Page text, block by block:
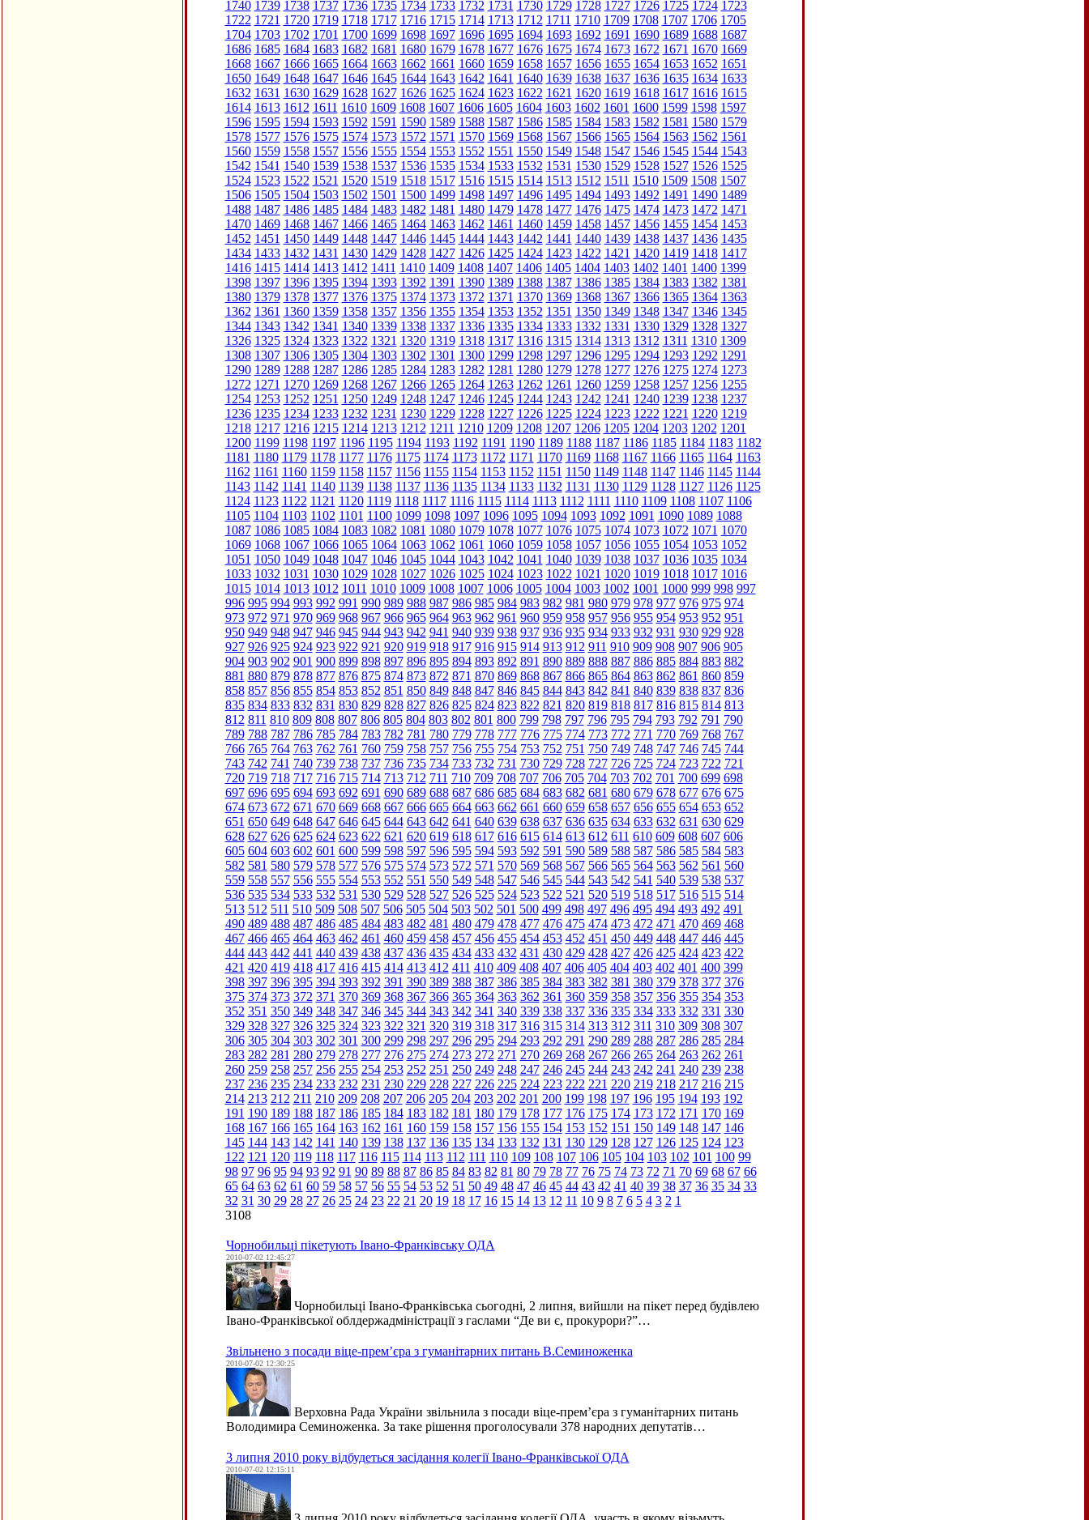
1740 1739 1738 1737 1736 1735 1734 1733 1732 1731 1730 1729 1728 1727 1726 1725 1724 1723
1722 1721 1720 1719 1718 1717 1716 1715 1714 1713 1712 1711 1710 1709 1708 1707 1706 1705
1704 1703 1702 1701 1700 1699 1698 1697 1696 1695 1694 1693 1692 1691 1690 1689 1688 1687
1686 1685 1684 1683 1682 1681 1680 1679 1678 1677 1676 1675 1674 1673 1672 1671 1670 1669
1668 1667 1666 1665 1664 1663 1662 1661 1660 1659 1658 1657 1656 1655 1654 1653 1652 1651
1650 1649 1648 1647 1646 1645 1644 1643 1642 1641 1640 1639 1638 1637 1636 1635 1634 1633
1632 1631 1630 1629 1628 1627 1626 1625 1624 1623 1622 1621 1620 1619 1618 1617 1616 1615
1614 1613 1612 1611 1610 1609 1608 1607 1606 1605 1604 1603 1602 1601 1600 1599 1598 1597
1596 1595 1594 1593 1592 1591 1590 1589 1588 1587 1586 1585 1584 1583 1582 1581 1580 1579
1578 1577 1576 1575 1574 1573 1572 1571 1570 1569 1568 1567 1566 1565 1564 1563 1562 1561
1560 1559 1558 1557 1556 1555 1554 1553 1552 1551 1550 1549 1548 1547 1546 1545 1544 1543
1542 1541 1540 1539 1538 1537 1536 1535 1534 1533 1532 1531 1530 1529 1528 1527 1526 1525
1524 1523 1522 1521 1520 1519 1518 1517 1516 1515 1514 1513 1512 1511 1510 1509 1508 1507
1506 1505 1504 1503 1502 1501 1500 1499 1498 1497 1496 1495 1494 1493 1492 1491 1490 1489
1488 1487 1486 1485 1484 1483 1482 1481 1480 1479 1478 1477 1476 1475 1474 1473 1472 1471
1470 1469 1468 1467 1466 1465 1464 1463 1462 1461 1460 1459 1458 1457 1456 1455 1454 1453
1452 1451 1450 1449 1448 1447 1446 1445 1444 1443 1442 1441 1440 1439 1438 1437 1436 1435
1434 1433 1432 1431 1430 1429 1428 1427 1426 1425 1424 1423 1422 1421 1420 1419 1418 1417
1416 1415 1414 1413 1412 1411 1410 1409 1408 1407 1406 1405 1404 1403 1402 1401 1400 1399
1398 1397 1396 1395 1394 1393 1392 1391 1390 1389 1388 1387 1386 1385 1384 1383 1382 1381
1380 1379 1378 1377 1376 1375 1374 1373 1372 1371 1370 1369 1368 1367 1366 1365 1364 1363
1362 1361 1360 1359 1358 1357 1356 1355 1354 1353 1352 1351 1350 1349 1348 1347 1346 1345
1344 1343 1342 1341 1340 1339 1338 1337 1336 1335 1334 1333 1332 1331 1330 1329 1328 1327
1326 1325 1324 1323 1322 1321 1320 1319 1318 1317 1316 1315 1314 1313 1312 1311 1310 1309
1308 1307 1306 1305 1304 1303 1302 1301 1300 1299 1298 1297 1296 1295 1294 1293 1292 1291
1290 1289 1288 1287 1286 1285 1284 1283 1282 1281 1280 1279 1278 1277 1276 1275 1274 1273
1272 1271 1270 1269 1268 1267 1266 1265 1264 1263 1262 1261 1260 1259 1258 1257 1256 1255
1254 1253 1252 1251 1250 1249 1248 1247 1246 1245 1244 1243 1242 1241 1240 1239 1238 1237
1236 1235 1234 1233 1232 1231 1230 1229 1228 1227 1226 1225 1224 1223 1222 1221 1220 1219
1218 1217 1216 1215 1214 1213 1212 1211 1210 1209 1208 1207 1206 1205 1204 1203 1202 1201
1200 1199 1198 1197 1196 1195 1194 1193 1192 1191 1190 1189 1188 1187 1186 1185 1184 1183 1182
1181 1180 1179 1178 1177 1176 1175 1174 1173 1172 1171 1170 1169 1168 1167 1166 1165 1164 1163
1162 1161 1160 1159 1158 1157 1156 1155 1154 1153 1152 1151 1150 1149 1148 1147 1146 1145 1144
1143 1142 1141 1140 1139 1138 1137 1136 1135 1134 1133 1132 1131 1130 1129 1128 1127 1126 1125
1124 1123 1122 1121 1120 1119 1118 1117 1116 1115 1114 1113 1112 1111 1110 1109 1108 1107 1106
1105 1104 1103 1102 1101 1100 1099 1098 1097 1096 1095 1094 1093 1092 1091 1090 1089 1088
1087 1086 1085 1084 1083 1082 1081 1080 1079 1078 1077 1076 1075 1074 1073 1072 1071 1070
1069 1068 1067 1066 1065 1064 1063 1062 1061 1060 1059 1058 1057 1056 1055 1054 1053 1052
1051 1050 1049 1048 1047 1046 1045 1044 1043 1042 1041 1040 1039 1038 1037 1036 1035 1034
1033 1032 1031 1030 1029 1028 1027 1026 1025 1024 1023 1022 1021 1020 1019 1018 1017 1016
1015 1014 1013 1012 1011 1010 1009 1008 1007 1006 1005 1004 1003 1002 1001 1000 999 998 997
996 995 994 993 992 991 990 989 988 987 986 985 984 983 982 981 980 979 978 977 976 975 974
973 972 971 970 969 968 967 966 965 964 963 962 961 960 959 958 957 956 955 954 953 952 951
950 949 948 947 946 945 944 943 942 941 940 939 938 937 936 935 934 933 932 931 930 929 928
927 926 925 924 923 922 921 920 919 918 917 916 915 914 913 912 911 910 909 908 907 906 905
904 903 902 901 900 899 898 897 896 895 894 893 892 891 890 889 888 887 886 885 884 883 882
881 880 879 878 877 876 875 874 873 872 871 870 869 868 867 866 865 864 863 862 861 860 859
858 857 856 855 854 853 852 851 850 849 848 847 846 845 844 843 842 841 840 839 838 837 836
835 834 833 832 831 830 829 828 827 826 825 824 823 822 821 820 819 818 817 816 815 814 813
812 811 810 809 808 807 806 805 804 803 802 801 800 799 798 797 796 795 794 793 792 791 790
789 788 787 786 785 784 783 782 781 780 779 778 777 776 775 774 773 772 771 770 769 768 767
766 765 764 763 762 761 760 759 758 757 756 755 754 753 752 751 750 749 748 747 746 745 744
743 742 741 740 739 738 737 736 735 734 733 732 731 730 729 728 727 726 725 724 723 722 721
720 719 718 717 716 715 714 713 712 711 710 709 708 707 706 705 704 703 702 701 700 699 698
697 696 695 694 693 692 691 690 689 688 687 686 685 684 683 682 681 680 679 678 677 676 675
674 673 672 671 670 669 668 667 666 665 664 663 662 661 660 659 658 657 656 655 654 653 652
651 650 649 648 647 646 645 644 643 642 641 640 639 638 637 636 635 634 633 632 631 630 629
628 627 626 625 624 623 622 621 620 619 618 617 616 615 614 613 612 611 610 609 608 607 606
605 604 603 602 601 600 599 598 597 596 595 594 593 592 591 590 589 588 587 586 585 584 583
582 581 580 579 578 577 576 575 574 573 572 571 570 569 568 567 566 565 564 563 562 561 560
559 558 557 556 555 554 553 552 551 550 549 548 547 546 545 544 543 542 541 540 539 538 537
536 535 534 533 532 531 530 529 528 527 526 525 524 523 522 521 520 519 518 517 516 515 514
513 512 511 510 509 508 507 506 505 504 503 502 501 500 499 498 497 496 495 494 493 492 491
490 489 488 487 486 485 484 483 482 481 480 479 478 477 476 475 474 473 472 471 470 469 468
467 466 465 464 463 462 461 460 459 458 457 456 455 454 453 452 451 450 449 448 447 446 445
444 443 442 441 440 439 438 437 436 435 434 433 432 431 430 429 428 427 426 425 424 423 422
421 420 419 418 417 416 415 414 413 412 411 410 409 408 407 406 405 404 403 402 401 400 399
398 397 396 395 394 393 392 391 390 389 388 387 386 385 384 383 382 381 380 379 378 377 376
375 374 373 372 371 370 369 368 367 366 365 364 363 362 361 360 359 358 357 356 355 354 353
352 351 350 349 348 347 346 345 344 343 342 341 340 339 338 337 336 335 334 333 332 331 330
329 328 327 326 325 324 323 322 321 320 319 318 317 316 315 314 313 312 311 310 309 308 307
306 305 304 303 302 301 300 299 298 297 296 295 294 293 292 291 290 289 288 287 286 285 284
283 282 281 280 279 278 277 276 275 274 273 272 271 270 269 268 267 266 265 264 263 262 261
260 259 258 257 256 255 254 253 252 251 250 249 248 247 246 245 244 243 242 241 240 239 238
237 236 235 234 233 232 231 230 229 228 227 226 225 224 223 222 221 220 219 218 217 216 215
214 213 212 211 210 209 208 207 206 205 204 203 202 201 200 199 198 197 196 195 194 193 192
191 190 189 188 187 186 185 184 183 182 181 180 179 178 177 176 175 174 173 172 171 170 169
168 167 166 165 164 163 162 161 160 159 158 157 156 155 154 153 152 151 150 149 148 147 146
145 144 143 142 141 140 139 138 137 136 135 134 133 132 131 130 129 128 127 126 125 124 123
122 121 120 119 118 117 116 115 114 113 112 111 110 109 108 107 106 105 104 103 102 101 100 99
98 97 96 95 94 93 92 91 90 89 88 87 86 85 84 83 82 81 80 79 78 77 76 75 74 73 72 71 70 69 68 67 66
65 64 63 62 61 60 59 58 57 56 55 54 53 52 51 50 49 48 47 46 45 44 43 42 41 40 39 38 37 36 35 34 33
32 31 30 29 28 27 26 25 24 23 22 21 20 19 18 17 16 15 14 13 12 11 10 9 8 7 6 5 4 3 2 1
3108
Чорнобильці пікетують Івано-Франківську ОДА
2010-07-02 12:45:27
Чорнобильці Івано-Франківська сьогодні, 2 липня, вийшли на пікет перед будівлею
Івано-Франківської облдержадміністрації з гаслами “Де ви є, прокурори?”…
Звільнено з посади віце-прем’єра з гуманітарних питань В.Семиноженка
2010-07-02 12:30:25
Верховна Рада України звільнила з посади віце-прем’єра з гуманітарних питань
Володимира Семиноженка. За таке рішення проголосували 378 народних депутатів…
3 липня 2010 року відбудеться засідання колегії Івано-Франківської ОДА
2010-07-02 12:15:11